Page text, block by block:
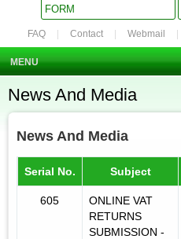
FORM
FAQ Contact Webmail
MENU
News And Media
News And Media
Serial No. Subject
605
ONLINE VAT
RETURNS
SUBMISSION -